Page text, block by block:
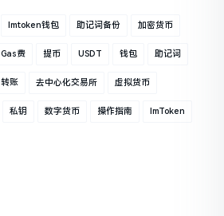
Imtoken钱包 助记词备份 加密货币
Gas费 提币 USDT 钱包 助记词
转账 去中心化交易所 虚拟货币
私钥 数字货币 操作指南 ImToken